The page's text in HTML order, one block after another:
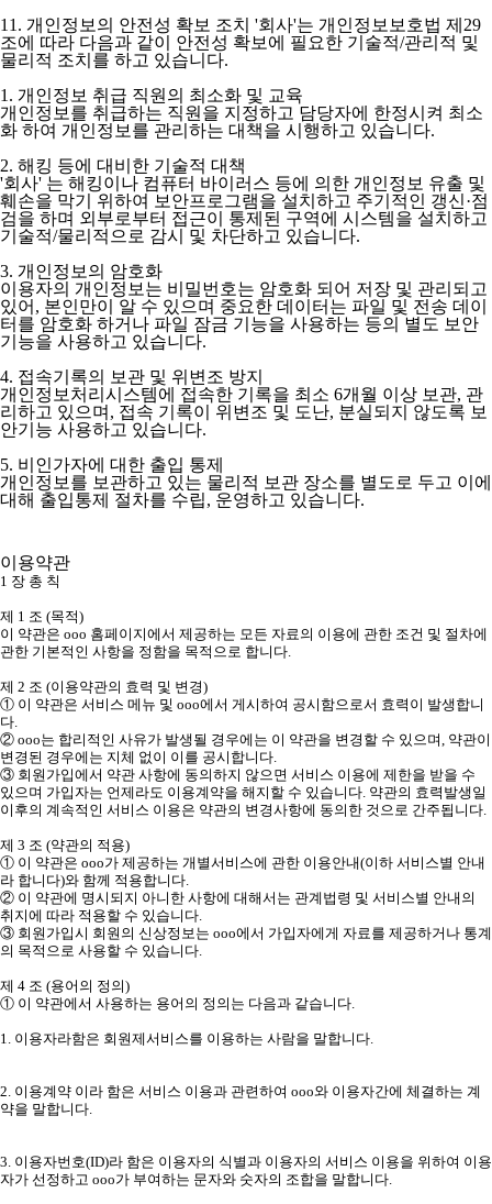
11. 개인정보의 안전성 확보 조치 '회사'는 개인정보보호법 제29
조에 따라 다음과 같이 안전성 확보에 필요한 기술적/관리적 및
물리적 조치를 하고 있습니다.
1. 개인정보 취급 직원의 최소화 및 교육
개인정보를 취급하는 직원을 지정하고 담당자에 한정시켜 최소
화 하여 개인정보를 관리하는 대책을 시행하고 있습니다.
2. 해킹 등에 대비한 기술적 대책
'회사' 는 해킹이나 컴퓨터 바이러스 등에 의한 개인정보 유출 및
훼손을 막기 위하여 보안프로그램을 설치하고 주기적인 갱신·점
검을 하며 외부로부터 접근이 통제된 구역에 시스템을 설치하고
기술적/물리적으로 감시 및 차단하고 있습니다.
3. 개인정보의 암호화
이용자의 개인정보는 비밀번호는 암호화 되어 저장 및 관리되고
있어, 본인만이 알 수 있으며 중요한 데이터는 파일 및 전송 데이
터를 암호화 하거나 파일 잠금 기능을 사용하는 등의 별도 보안
기능을 사용하고 있습니다.
4. 접속기록의 보관 및 위변조 방지
개인정보처리시스템에 접속한 기록을 최소 6개월 이상 보관, 관
리하고 있으며, 접속 기록이 위변조 및 도난, 분실되지 않도록 보
안기능 사용하고 있습니다.
5. 비인가자에 대한 출입 통제
개인정보를 보관하고 있는 물리적 보관 장소를 별도로 두고 이에
대해 출입통제 절차를 수립, 운영하고 있습니다.
이용약관
1 장 총 칙
제 1 조 (목적)
이 약관은 ooo 홈페이지에서 제공하는 모든 자료의 이용에 관한 조건 및 절차에
관한 기본적인 사항을 정함을 목적으로 합니다.
제 2 조 (이용약관의 효력 및 변경)
① 이 약관은 서비스 메뉴 및 ooo에서 게시하여 공시함으로서 효력이 발생합니
다.
② ooo는 합리적인 사유가 발생될 경우에는 이 약관을 변경할 수 있으며, 약관이
변경된 경우에는 지체 없이 이를 공시합니다.
③ 회원가입에서 약관 사항에 동의하지 않으면 서비스 이용에 제한을 받을 수
있으며 가입자는 언제라도 이용계약을 해지할 수 있습니다. 약관의 효력발생일
이후의 계속적인 서비스 이용은 약관의 변경사항에 동의한 것으로 간주됩니다.
제 3 조 (약관의 적용)
① 이 약관은 ooo가 제공하는 개별서비스에 관한 이용안내(이하 서비스별 안내
라 합니다)와 함께 적용합니다.
② 이 약관에 명시되지 아니한 사항에 대해서는 관계법령 및 서비스별 안내의
취지에 따라 적용할 수 있습니다.
③ 회원가입시 회원의 신상정보는 ooo에서 가입자에게 자료를 제공하거나 통계
의 목적으로 사용할 수 있습니다.
제 4 조 (용어의 정의)
① 이 약관에서 사용하는 용어의 정의는 다음과 같습니다.
1. 이용자라함은 회원제서비스를 이용하는 사람을 말합니다.
2. 이용계약 이라 함은 서비스 이용과 관련하여 ooo와 이용자간에 체결하는 계
약을 말합니다.
3. 이용자번호(ID)라 함은 이용자의 식별과 이용자의 서비스 이용을 위하여 이용
자가 선정하고 ooo가 부여하는 문자와 숫자의 조합을 말합니다.